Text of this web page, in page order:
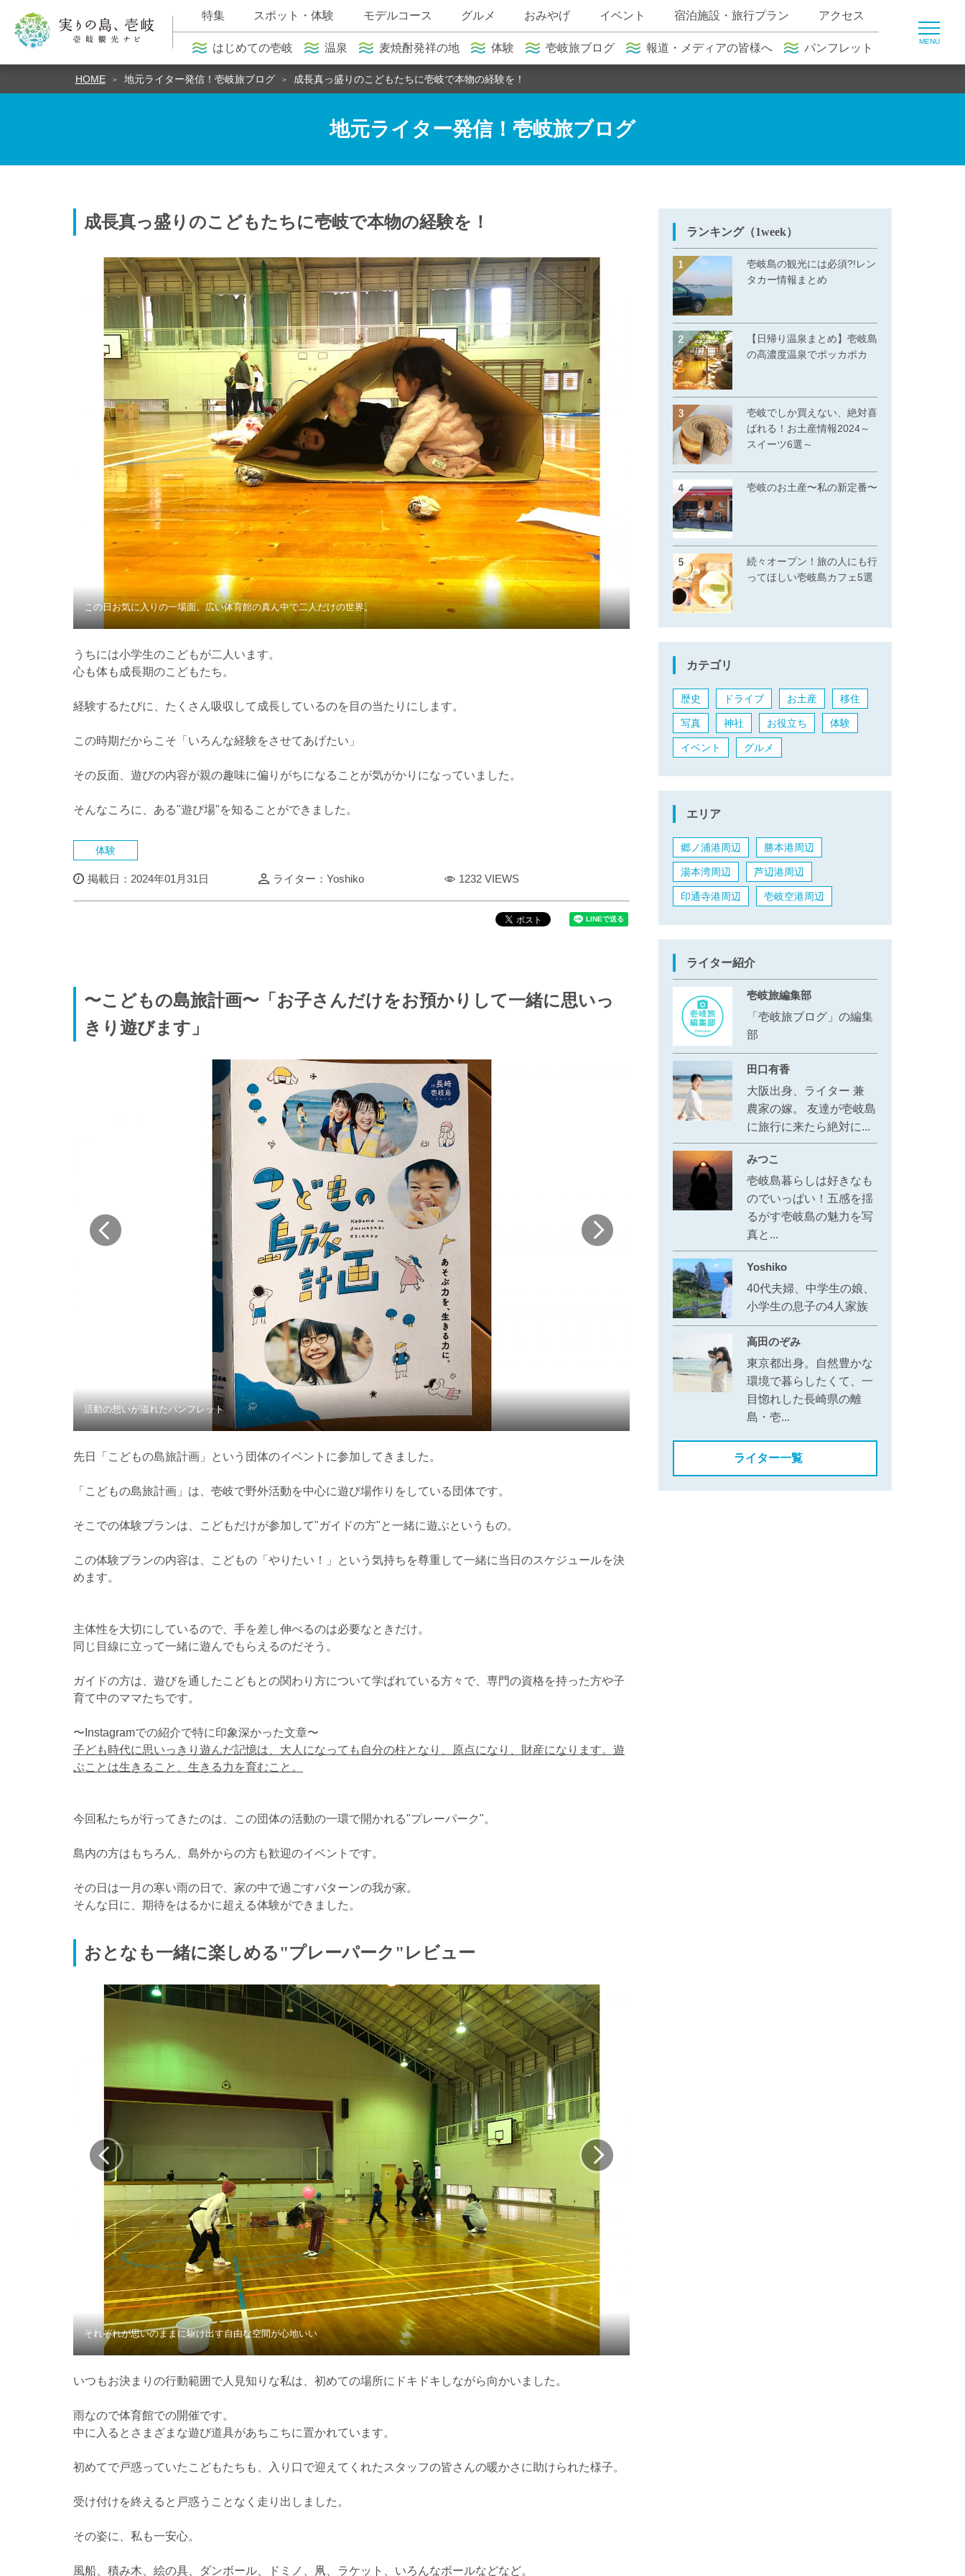
特集 スポット・体験 モデルコース グルメ おみやげ イベント 宿泊施設・旅行プラン アクセス
はじめての壱岐 温泉 麦焼酎発祥の地 体験 壱岐旅ブログ 報道・メディアの皆様へ パンフレット
HOME 地元ライター発信！壱岐旅ブログ 成長真っ盛りのこどもたちに壱岐で本物の経験を！
地元ライター発信！壱岐旅ブログ
成長真っ盛りのこどもたちに壱岐で本物の経験を！
この日お気に入りの一場面。広い体育館の真ん中で二人だけの世界。
うちには小学生のこどもが二人います。
心も体も成長期のこどもたち。
経験するたびに、たくさん吸収して成長しているのを目の当たりにします。
この時期だからこそ「いろんな経験をさせてあげたい」
その反面、遊びの内容が親の趣味に偏りがちになることが気がかりになっていました。
そんなころに、ある"遊び場"を知ることができました。
体験
掲載日：2024年01月31日 ライター：Yoshiko 1232 VIEWS
〜こどもの島旅計画〜「お子さんだけをお預かりして一緒に思いっ
きり遊びます」
活動の想いが溢れたパンフレット
先日「こどもの島旅計画」という団体のイベントに参加してきました。
「こどもの島旅計画」は、壱岐で野外活動を中心に遊び場作りをしている団体です。
そこでの体験プランは、こどもだけが参加して"ガイドの方"と一緒に遊ぶというもの。
この体験プランの内容は、こどもの「やりたい！」という気持ちを尊重して一緒に当日のスケジュールを決
めます。
主体性を大切にしているので、手を差し伸べるのは必要なときだけ。
同じ目線に立って一緒に遊んでもらえるのだそう。
ガイドの方は、遊びを通したこどもとの関わり方について学ばれている方々で、専門の資格を持った方や子
育て中のママたちです。
〜Instagramでの紹介で特に印象深かった文章〜
子ども時代に思いっきり遊んだ記憶は、大人になっても自分の柱となり、原点になり、財産になります。遊
ぶことは生きること、生きる力を育むこと。
今回私たちが行ってきたのは、この団体の活動の一環で開かれる"プレーパーク"。
島内の方はもちろん、島外からの方も歓迎のイベントです。
その日は一月の寒い雨の日で、家の中で過ごすパターンの我が家。
そんな日に、期待をはるかに超える体験ができました。
おとなも一緒に楽しめる"プレーパーク"レビュー
それぞれが思いのままに駆け出す自由な空間が心地いい
いつもお決まりの行動範囲で人見知りな私は、初めての場所にドキドキしながら向かいました。
雨なので体育館での開催です。
中に入るとさまざまな遊び道具があちこちに置かれています。
初めてで戸惑っていたこどもたちも、入り口で迎えてくれたスタッフの皆さんの暖かさに助けられた様子。
受け付けを終えると戸惑うことなく走り出しました。
その姿に、私も一安心。
風船、積み木、絵の具、ダンボール、ドミノ、凧、ラケット、いろんなボールなどなど。
ランキング（1week）
壱岐島の観光には必須?!レン
タカー情報まとめ
【日帰り温泉まとめ】壱岐島
の高濃度温泉でポッカポカ
壱岐でしか買えない、絶対喜
ばれる！お土産情報2024～
スイーツ6選～
壱岐のお土産〜私の新定番〜
続々オープン！旅の人にも行
ってほしい壱岐島カフェ5選
カテゴリ
歴史 ドライブ お土産 移住
写真 神社 お役立ち 体験
イベント グルメ
エリア
郷ノ浦港周辺 勝本港周辺
湯本湾周辺 芦辺港周辺
印通寺港周辺 壱岐空港周辺
ライター紹介
壱岐旅編集部
「壱岐旅ブログ」の編集
部
田口有香
大阪出身、ライター 兼
農家の嫁。 友達が壱岐島
に旅行に来たら絶対に...
みつこ
壱岐島暮らしは好きなも
のでいっぱい！五感を揺
るがす壱岐島の魅力を写
真と...
Yoshiko
40代夫婦、中学生の娘、
小学生の息子の4人家族
高田のぞみ
東京都出身。自然豊かな
環境で暮らしたくて、一
目惚れした長崎県の離
島・壱...
ライター一覧